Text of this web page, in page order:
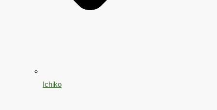
Ichiko